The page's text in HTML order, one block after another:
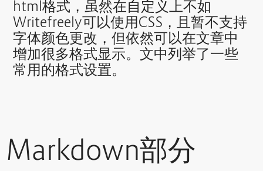
html格式，虽然在自定义上不如
Writefreely可以使用CSS，且暂不支持
字体颜色更改，但依然可以在文章中
增加很多格式显示。文中列举了一些
常用的格式设置。
Markdown部分